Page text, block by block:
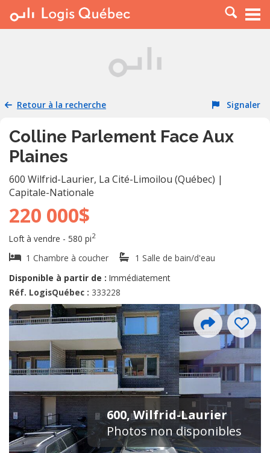
À LOUER
PLACER UNE ANNONCE
RESSOURCES
Retour à la recherche Signaler
Colline Parlement Face Aux
Plaines
600 Wilfrid-Laurier, La Cité-Limoilou (Québec) |
Capitale-Nationale
220 000$
Loft à vendre - 580 pi2
1 Chambre à coucher
1 Salle de bain/d'eau
Disponible à partir de : Immédiatement
Réf. LogisQuébec : 333228
600, Wilfrid-Laurier
Photos non disponibles